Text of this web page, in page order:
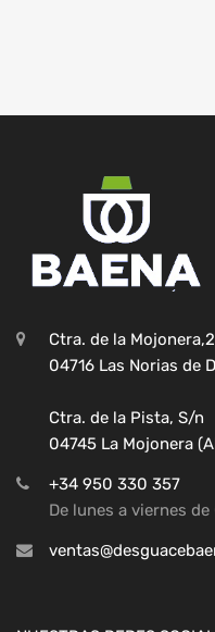
Ctra. de la
04716 Las Norias de
Ctra. de la Pista, S/n
04745 La Mojonera
+34 950 330 357
De lunes a viernes